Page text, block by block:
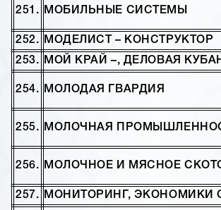
251. МОБИЛЬНЫЕ СИСТЕМЫ
252. МОДЕЛИСТ – КОНСТРУКТОР
253. МОЙ КРАЙ –, ДЕЛОВАЯ
254. МОЛОДАЯ ГВАРДИЯ
255. МОЛОЧНАЯ
256. МОЛОЧНОЕ И МЯСНОЕ
257. МОНИТОРИНГ, ЭКОНОМИКИ